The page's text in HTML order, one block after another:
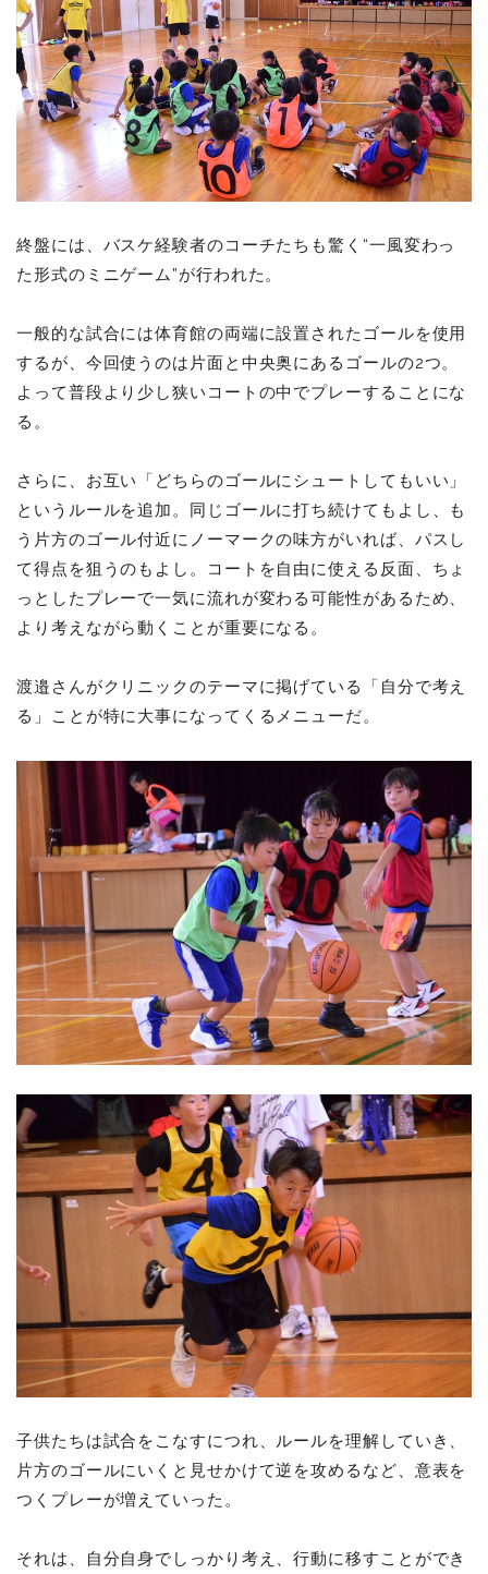
終盤には、バスケ経験者のコーチたちも驚く“一風変わっ
た形式のミニゲーム”が行われた。
一般的な試合には体育館の両端に設置されたゴールを使用
するが、今回使うのは片面と中央奥にあるゴールの2つ。
よって普段より少し狭いコートの中でプレーすることにな
る。
さらに、お互い「どちらのゴールにシュートしてもいい」
というルールを追加。同じゴールに打ち続けてもよし、も
う片方のゴール付近にノーマークの味方がいれば、パスし
て得点を狙うのもよし。コートを自由に使える反面、ちょ
っとしたプレーで一気に流れが変わる可能性があるため、
より考えながら動くことが重要になる。
渡邉さんがクリニックのテーマに掲げている「自分で考え
る」ことが特に大事になってくるメニューだ。
子供たちは試合をこなすにつれ、ルールを理解していき、
片方のゴールにいくと見せかけて逆を攻めるなど、意表を
つくプレーが増えていった。
それは、自分自身でしっかり考え、行動に移すことができ